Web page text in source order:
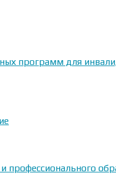
программ для
профессионального